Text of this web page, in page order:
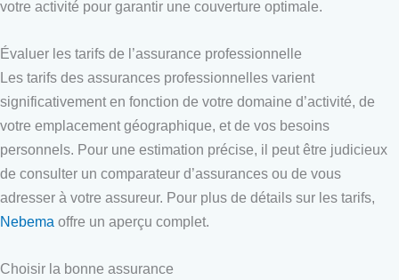
votre activité pour garantir une couverture optimale.
Évaluer les tarifs de l’assurance professionnelle
Les tarifs des assurances professionnelles varient
significativement en fonction de votre domaine d’activité, de
votre emplacement géographique, et de vos besoins
personnels. Pour une estimation précise, il peut être judicieux
de consulter un comparateur d’assurances ou de vous
adresser à votre assureur. Pour plus de détails sur les tarifs,
Nebema offre un aperçu complet.
Choisir la bonne assurance